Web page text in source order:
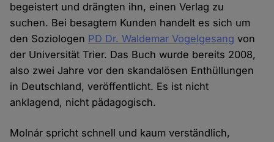
begeistert und drängten ihn, einen Verlag zu
suchen. Bei besagtem Kunden handelt es sich um
den Soziologen PD Dr. Waldemar Vogelgesang von
der Universität Trier. Das Buch wurde bereits 2008,
also zwei Jahre vor den skandalösen Enthüllungen
in Deutschland, veröffentlicht. Es ist nicht
anklagend, nicht pädagogisch.
Molnár spricht schnell und kaum verständlich,